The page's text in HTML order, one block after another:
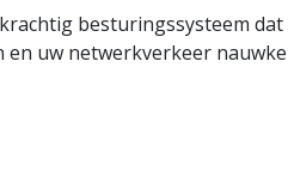
besturingssysteem
en uw netwerkverkeer